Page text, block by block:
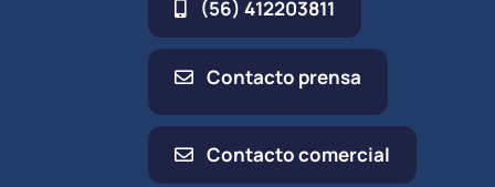
(56) 412203811
Contacto prensa
Contacto comercial